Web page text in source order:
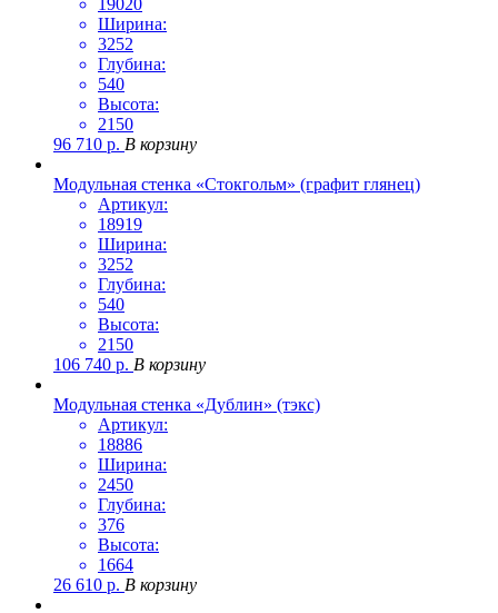
19020
Ширина:
3252
Глубина:
540
Высота:
2150
96 710 р. В корзину
Модульная стенка «Стокгольм» (графит глянец)
Артикул:
18919
Ширина:
3252
Глубина:
540
Высота:
2150
106 740 р. В корзину
Модульная стенка «Дублин» (тэкс)
Артикул:
18886
Ширина:
2450
Глубина:
376
Высота:
1664
26 610 р. В корзину